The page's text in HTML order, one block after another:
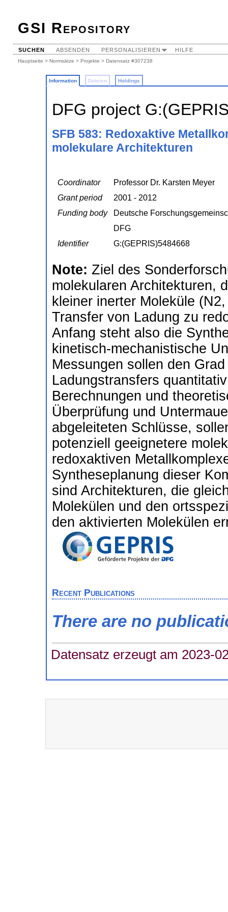
GSI Repository
SUCHEN ABSENDEN PERSONALISIEREN HILFE
Hauptseite > Normsätze > Projekte > Datensatz #307238
Information Dateien Holdings
DFG project
SFB 583: Redoxaktive
molekulare Architekturen
Coordinator
Professor Dr. Karsten Meyer
Grant period
2001 - 2012
Funding body
Deutsche
DFG
Identifier
G:(GEPRIS)5484668
Note: Ziel des
molekularen Architekturen,
kleiner inerter Moleküle
Transfer von Ladung zu
Anfang steht also die
kinetisch-mechanistische
Messungen sollen den
Ladungstransfers
Berechnungen und
Überprüfung und
abgeleiteten Schlüsse,
potenziell geeignetere
redoxaktiven
Syntheseplanung dieser
sind Architekturen, die
Molekülen und den
den aktivierten Molekülen
Recent Publications
There are no
Datensatz erzeugt am 2023-